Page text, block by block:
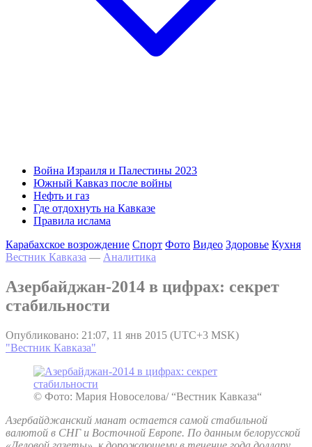
Война Израиля и Палестины 2023
Южный Кавказ после войны
Нефть и газ
Где отдохнуть на Кавказе
Правила ислама
Карабахское возрождение Спорт Фото Видео Здоровье Кухня
Вестник Кавказа — Аналитика
Азербайджан-2014 в цифрах: секрет
стабильности
Опубликовано: 21:07, 11 янв 2015 (UTC+3 MSK)
"Вестник Кавказа"
© Фото: Мария Новоселова/ “Вестник Кавказа“
Азербайджанский манат остается самой стабильной
валютой в СНГ и Восточной Европе. По данным белорусской